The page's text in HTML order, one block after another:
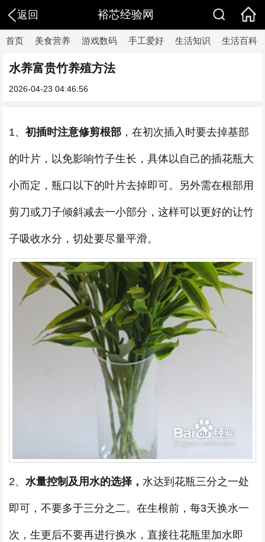
返回 裕芯经验网
首页 美食营养 游戏数码 手工爱好 生活知识 生活百科
水养富贵竹养殖方法
2026-04-23 04:46:56
1、 初插时注意修剪根部 ，在初次插入时要去掉基部
的叶片，以免影响竹子生长，具体以自己的插花瓶大
小而定，瓶口以下的叶片去掉即可。另外需在根部用
剪刀或刀子倾斜减去一小部分，这样可以更好的让竹
子吸收水分，切处要尽量平滑。
2、 水量控制及用水的选择， 水达到花瓶三分之一处
即可，不要多于三分之二。在生根前，每3天换水一
次，生更后不要再进行换水，直接往花瓶里加水即